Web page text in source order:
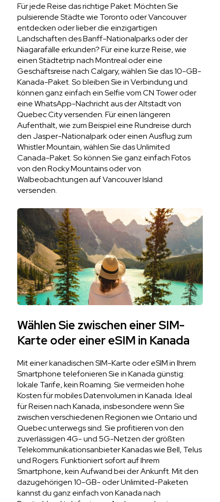
Für jede Reise das richtige Paket: Möchten Sie
pulsierende Städte wie Toronto oder Vancouver
entdecken oder lieber die einzigartigen
Landschaften des Banff-Nationalparks oder der
Niagarafälle erkunden? Für eine kurze Reise, wie
einen Städtetrip nach Montreal oder eine
Geschäftsreise nach Calgary, wählen Sie das 10-GB-
Kanada-Paket. So bleiben Sie in Verbindung und
können ganz einfach ein Selfie vom CN Tower oder
eine WhatsApp-Nachricht aus der Altstadt von
Quebec City versenden. Für einen längeren
Aufenthalt, wie zum Beispiel eine Rundreise durch
den Jasper-Nationalpark oder einen Ausflug zum
Whistler Mountain, wählen Sie das Unlimited
Canada-Paket. So können Sie ganz einfach Fotos
von den Rocky Mountains oder von
Walbeobachtungen auf Vancouver Island
versenden.
Wählen Sie zwischen einer SIM-
Karte oder einer eSIM in Kanada
Mit einer kanadischen SIM-Karte oder eSIM in Ihrem
Smartphone telefonieren Sie in Kanada günstig:
lokale Tarife, kein Roaming. Sie vermeiden hohe
Kosten für mobiles Datenvolumen in Kanada. Ideal
für Reisen nach Kanada, insbesondere wenn Sie
zwischen verschiedenen Regionen wie Ontario und
Quebec unterwegs sind. Sie profitieren von den
zuverlässigen 4G- und 5G-Netzen der größten
Telekommunikationsanbieter Kanadas wie Bell, Telus
und Rogers. Funktioniert sofort auf Ihrem
Smartphone, kein Aufwand bei der Ankunft. Mit den
dazugehörigen 10-GB- oder Unlimited-Paketen
kannst du ganz einfach von Kanada nach